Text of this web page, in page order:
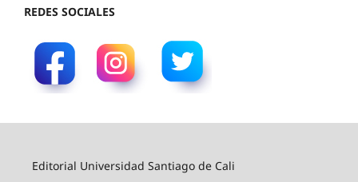
REDES SOCIALES
Editorial Universidad Santiago de Cali